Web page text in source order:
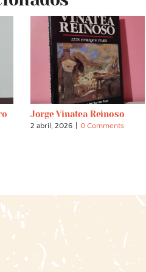
Bagate, El Pintor Negado.
1893 – 1969